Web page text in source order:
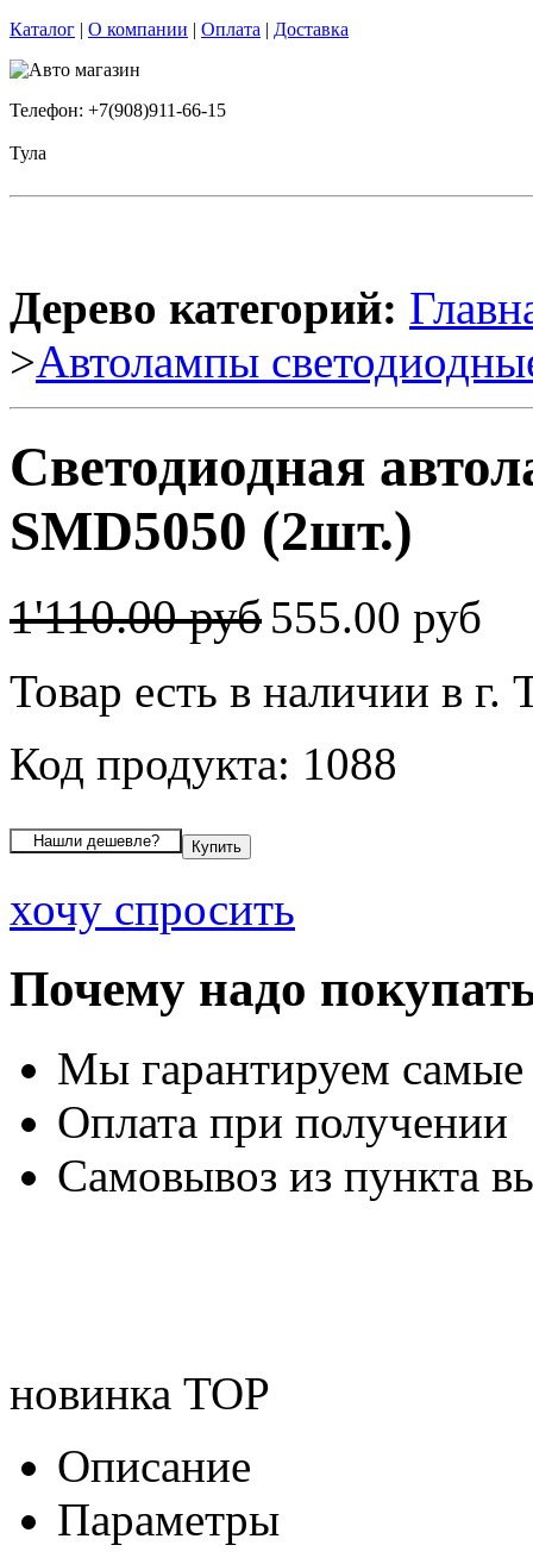
Каталог | О компании | Оплата | Доставка
Телефон: +7(908)911-66-15
Тула
Дерево категорий:
>Автолампы
Светодиодная
SMD5050 (2шт.)
1'110.00 руб 555.00 руб
Товар есть в наличии в г.
Код продукта: 1088
хочу спросить
Почему надо
Мы гарантируем
Оплата при получении
Самовывоз из пункта
новинка TOP
Описание
Параметры